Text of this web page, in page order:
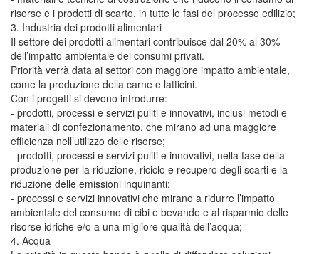
risorse e i prodotti di scarto, in tutte le fasi del processo edilizio;
3. Industria dei prodotti alimentari
Il settore dei prodotti alimentari contribuisce dal 20% al 30%
dell’impatto ambientale dei consumi privati.
Priorità verrà data ai settori con maggiore impatto ambientale,
come la produzione della carne e latticini.
Con i progetti si devono introdurre:
- prodotti, processi e servizi puliti e innovativi, inclusi metodi e
materiali di confezionamento, che mirano ad una maggiore
efficienza nell’utilizzo delle risorse;
- prodotti, processi e servizi puliti e innovativi, nella fase della
produzione per la riduzione, riciclo e recupero degli scarti e la
riduzione delle emissioni inquinanti;
- processi e servizi innovativi che mirano a ridurre l’impatto
ambientale del consumo di cibi e bevande e al risparmio delle
risorse idriche e/o a una migliore qualità dell’acqua;
4. Acqua